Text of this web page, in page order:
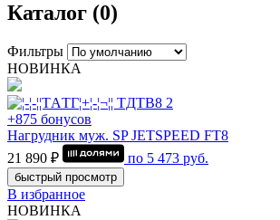
Каталог (0)
Фильтры
НОВИНКА
+875 бонусов
Нагрудник муж. SP JETSPEED FT8
21 890 ₽
по 5 473 руб.
быстрый просмотр
В избранное
НОВИНКА